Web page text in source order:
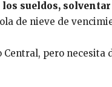
sueldos,
de nieve de
Central, pero